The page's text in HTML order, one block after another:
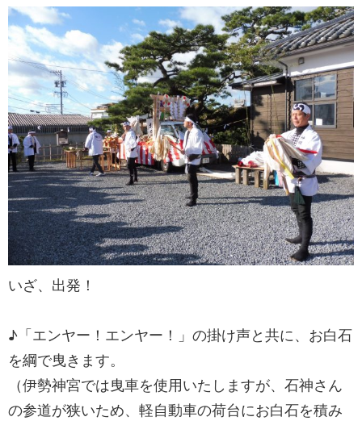
いざ、出発！
♪「エンヤー！エンヤー！」の掛け声と共に、お白石
を綱で曳きます。
（伊勢神宮では曳車を使用いたしますが、石神さん
の参道が狭いため、軽自動車の荷台にお白石を積み